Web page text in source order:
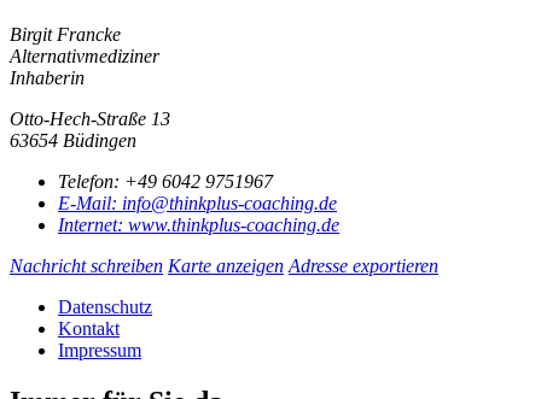
Birgit Francke
Alternativmediziner
Inhaberin
Otto-Hech-Straße 13
63654 Büdingen
Telefon: +49 6042 9751967
E-Mail: info@thinkplus-coaching.de
Internet: www.thinkplus-coaching.de
Nachricht schreiben Karte anzeigen Adresse exportieren
Datenschutz
Kontakt
Impressum